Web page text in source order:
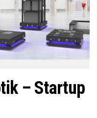
– Startup